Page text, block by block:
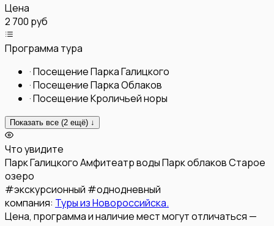
Цена
2 700 руб
Программа тура
·Посещение Парка Галицкого
·Посещение Парка Облаков
·Посещение Кроличьей норы
Показать все (2 ещё) ↓
Что увидите
Парк ГалицкогоАмфитеатр водыПарк облаковСтарое
озеро
#экскурсионный #однодневный
компания: Туры из Новороссийска.
Цена, программа и наличие мест могут отличаться —